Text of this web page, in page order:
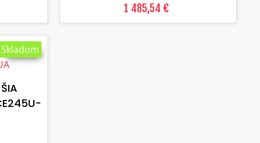
1 485,54 €
Skladom